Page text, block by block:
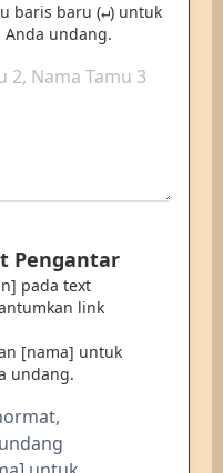
baris baru (↵) untuk
Anda undang.
Pengantar
pada text
link
[nama] untuk
undang.